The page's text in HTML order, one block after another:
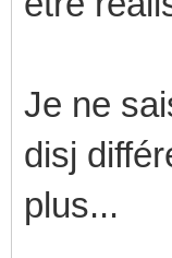
Je ne
disj
plus...